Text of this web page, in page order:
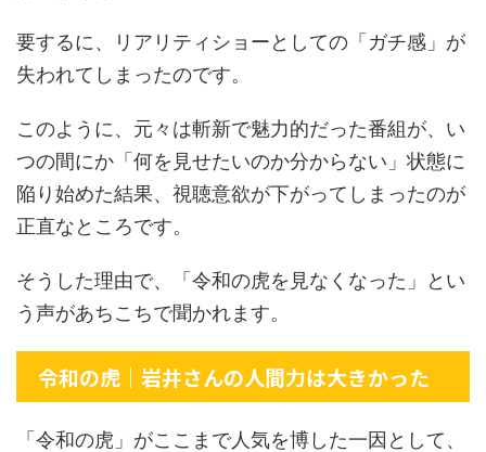
要するに、リアリティショーとしての「ガチ感」が
失われてしまったのです。
このように、元々は斬新で魅力的だった番組が、い
つの間にか「何を見せたいのか分からない」状態に
陥り始めた結果、視聴意欲が下がってしまったのが
正直なところです。
そうした理由で、「令和の虎を見なくなった」とい
う声があちこちで聞かれます。
令和の虎｜岩井さんの人間力は大きかった
「令和の虎」がここまで人気を博した一因として、